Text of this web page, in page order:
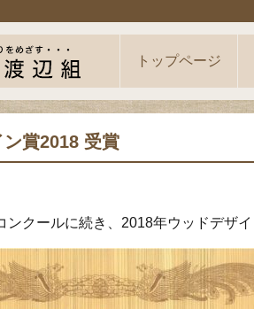
トップページ
賞2018 受賞
ンクールに続き、2018年ウッドデザイ